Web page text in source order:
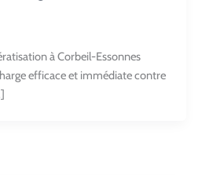
à Corbeil-Essonnes
efficace et immédiate contre